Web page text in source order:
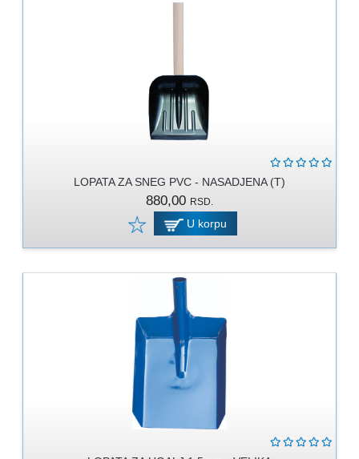
LOPATA ZA SNEG PVC - NASADJENA (T)
880,00 RSD.
U korpu